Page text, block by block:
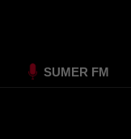
SUMER FM